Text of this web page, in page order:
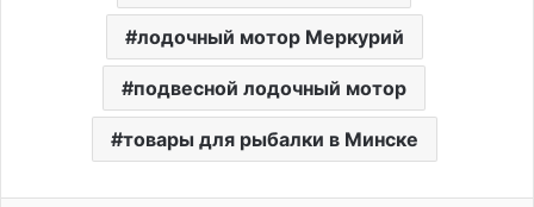
лодочный мотор Меркурий
подвесной лодочный мотор
товары для рыбалки в Минске